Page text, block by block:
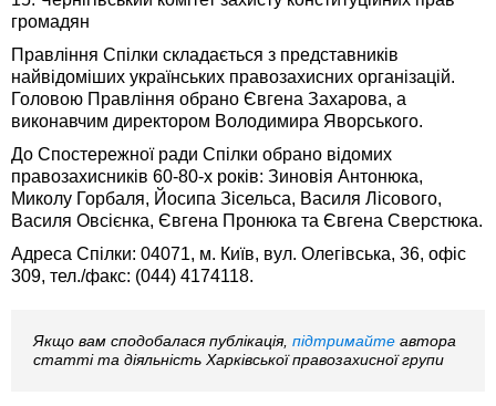
громадян
Правління Спілки складається з представників
найвідоміших українських правозахисних організацій.
Головою Правління обрано Євгена Захарова, а
виконавчим директором Володимира Яворського.
До Спостережної ради Спілки обрано відомих
правозахисників 60-80-х років: Зиновія Антонюка,
Миколу Горбаля, Йосипа Зісельса, Василя Лісового,
Василя Овсієнка, Євгена Пронюка та Євгена Сверстюка.
Адреса Спілки: 04071, м. Київ, вул. Олегівська, 36, офіс
309, тел./факс: (044) 4174118.
Якщо вам сподобалася публікація, підтримайте автора
статті та діяльність Харківської правозахисної групи